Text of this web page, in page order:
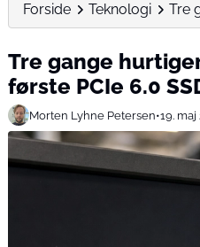
Forside Teknologi Tre
Tre gange
første PCIe 6.0
Morten Lyhne Petersen•19. maj